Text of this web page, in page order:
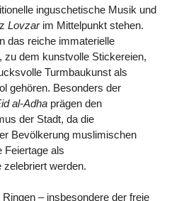
inguschetische Musik und
Lovzarim Mittelpunkt stehen.
das reiche immaterielle
zu dem kunstvolle Stickereien,
Turmbaukunst als
gehören. Besonders der
al-Adha prägen den
der Stadt, da die
Bevölkerung muslimischen
Feiertage als
werden.
– insbesondere der freie